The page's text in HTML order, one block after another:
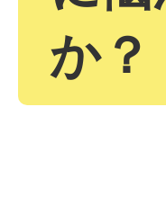
か？